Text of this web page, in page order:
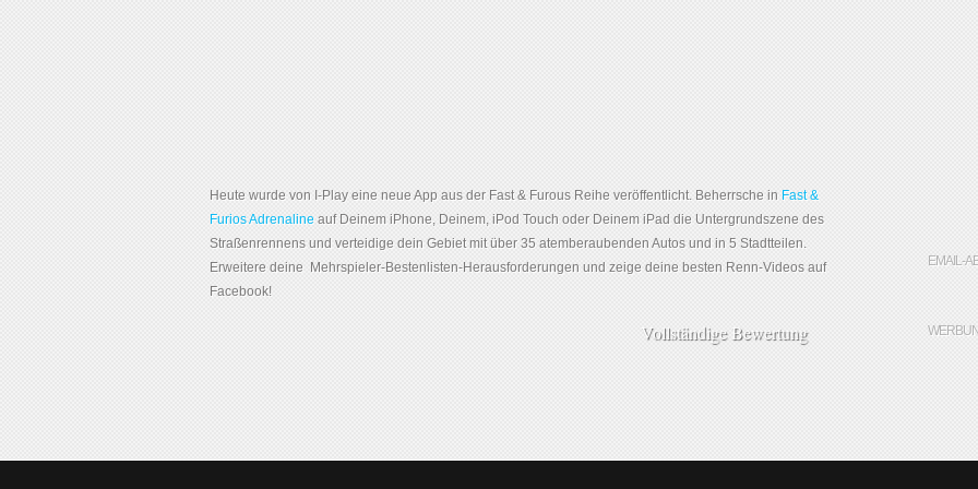
Heute wurde von I-Play eine neue App aus der Fast & Furous Reihe veröffentlicht. Beherrsche in Fast &
Furios Adrenaline auf Deinem iPhone, Deinem, iPod Touch oder Deinem iPad die Untergrundszene des
Straßenrennens und verteidige dein Gebiet mit über 35 atemberaubenden Autos und in 5 Stadtteilen.
Erweitere deine Mehrspieler-Bestenlisten-Herausforderungen und zeige deine besten Renn-Videos auf
Facebook!
Vollständige Bewertung
EMAIL-